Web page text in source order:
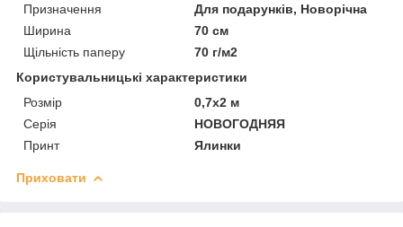
Призначення
Для подарунків, Новорічна
Ширина
70 см
Щільність паперу
70 г/м2
Користувальницькі характеристики
Розмір
0,7х2 м
Серія
НОВОГОДНЯЯ
Принт
Ялинки
Приховати